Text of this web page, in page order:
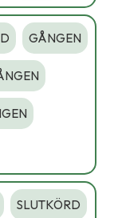
GÅNGEN
SLUTKÖRD